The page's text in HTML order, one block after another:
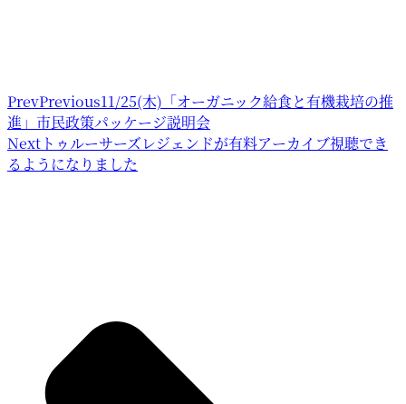
PrevPrevious11/25(木)「オーガニック給食と有機栽培の推
進」市民政策パッケージ説明会
Next トゥルーサーズレジェンドが有料アーカイブ視聴でき
るようになりました